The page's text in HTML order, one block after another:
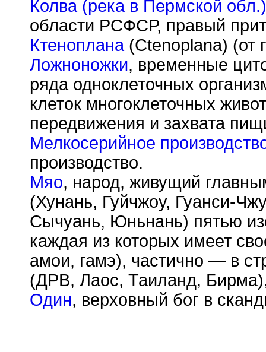
Колва (река в Пермской обл.)
области РСФСР, правый
Ктеноплана(Ctenoplana) (от
Ложноножки, временные
ряда одноклеточных
клеток многоклеточных
передвижения и захвата
Мелкосерийное
производство.
Мяо, народ, живущий
(Хунань, Гуйчжоу, Гуанси-
Сычуань, Юньнань) пятью
каждая из которых имеет
амои, гамэ), частично — в
(ДРВ, Лаос, Таиланд,
Один, верховный бог в